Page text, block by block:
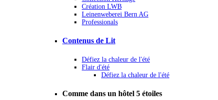
Création LWB
Leinenweberei Bern AG
Professionals
Contenus de Lit
Défiez la chaleur de l'été
Flair d'été
Défiez la chaleur de l'été
Comme dans un hôtel 5 étoiles